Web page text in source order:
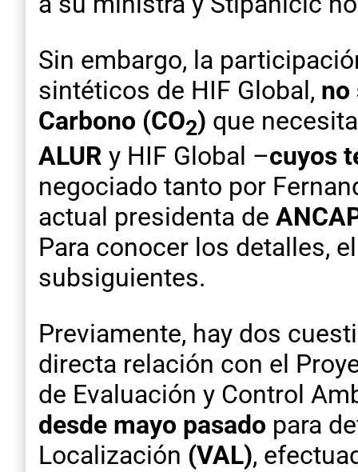
Sin embargo, la
sintéticos de HIF Global, no
Carbono (CO2) que
ALUR y HIF Global –cuyos
negociado tanto por
actual presidenta de
Para conocer los detalles,
subsiguientes.
Previamente, hay dos
directa relación con el
de Evaluación y Control
desde mayo pasado para
Localización (VAL),